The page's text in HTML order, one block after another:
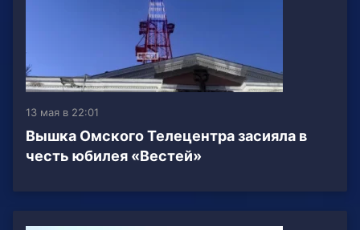
13 мая в 22:01
Вышка Омского Телецентра засияла в
честь юбилея «Вестей»